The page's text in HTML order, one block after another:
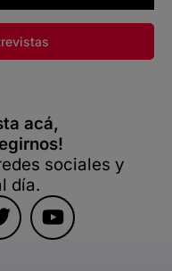
acá,
sociales y
día.